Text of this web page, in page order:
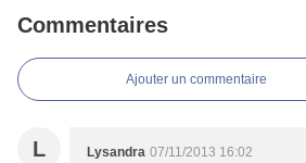
Commentaires
Ajouter un commentaire
L Lysandra 07/11/2013 16:02